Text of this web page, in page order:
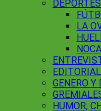
DEPORTES
LA
EDITORIAL
GENERO Y
HUMOR,